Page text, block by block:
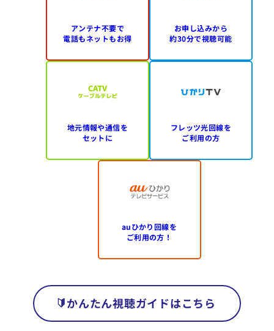
アンテナ不要で
電話もネットもお得
お申し込みから
約30分で視聴可能
地元情報や通信を
セットに
フレッツ光回線を
ご利用の方
auひかり回線を
ご利用の方！
かんたん視聴ガイドはこちら